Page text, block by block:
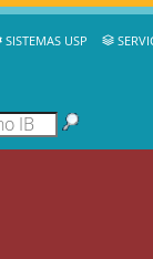
SISTEMAS USP